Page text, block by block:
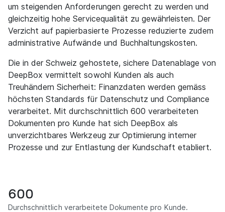
um steigenden Anforderungen gerecht zu werden und
gleichzeitig hohe Servicequalität zu gewährleisten. Der
Verzicht auf papierbasierte Prozesse reduzierte zudem
administrative Aufwände und Buchhaltungskosten.
Die in der Schweiz gehostete, sichere Datenablage von
DeepBox vermittelt sowohl Kunden als auch
Treuhändern Sicherheit: Finanzdaten werden gemäss
höchsten Standards für Datenschutz und Compliance
verarbeitet. Mit durchschnittlich 600 verarbeiteten
Dokumenten pro Kunde hat sich DeepBox als
unverzichtbares Werkzeug zur Optimierung interner
Prozesse und zur Entlastung der Kundschaft etabliert.
600
Durchschnittlich verarbeitete Dokumente pro Kunde.